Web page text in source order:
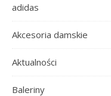
adidas
Akcesoria damskie
Aktualności
Baleriny